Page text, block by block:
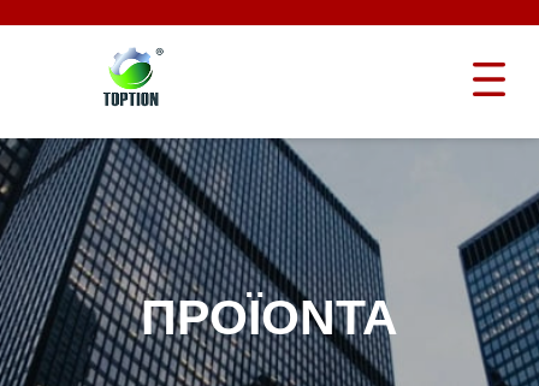
ΠΡΟΪΌΝΤΑ